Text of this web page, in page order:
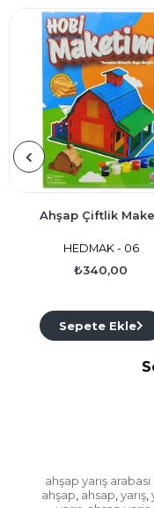
Ahşap Çiftlik
HEDMAK - 06
₺340,00
Sepete Ekle
ahşap yarış
ahşap, ahsap, yarış,